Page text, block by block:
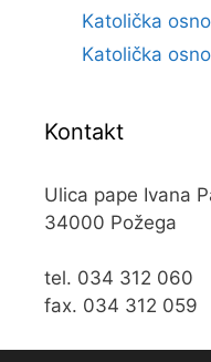
Katolička
Katolička
Kontakt
Ulica pape Ivana
34000 Požega
tel. 034 312 060
fax. 034 312 059